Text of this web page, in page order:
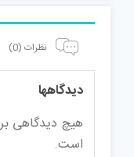
نظرات (0)
دیدگاهها
هیچ دیدگاهی
است.